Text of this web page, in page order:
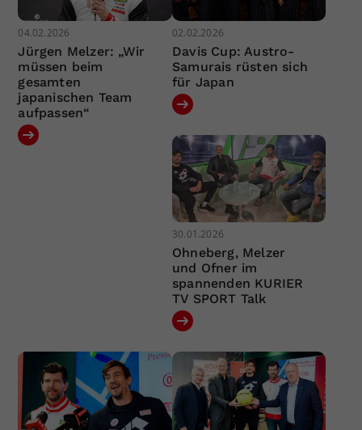
04.02.2026
Jürgen Melzer: „Wir
müssen beim
gesamten
japanischen Team
aufpassen“
02.02.2026
Davis Cup: Austro-
Samurais rüsten sich
für Japan
30.01.2026
Ohneberg, Melzer
und Ofner im
spannenden KURIER
TV SPORT Talk